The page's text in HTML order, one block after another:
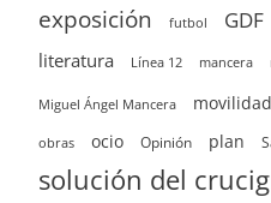
exposición futbol GDF
literatura Línea 12 mancera
Miguel Ángel Mancera movilidad
obras ocio Opinión plan
solución del